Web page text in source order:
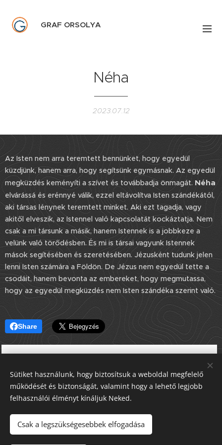
GRAF ORSOLYA
Néha
2023.07.12
Az Isten nem arra teremtett bennünket, hogy egyedül
küzdjünk, hanem arra, hogy segítsünk egymásnak. Az egyedül
megküzdés keményíti a szívet és továbbadja önmagát. Néha
elvárássá és erénnyé válik, ezzel eltávolítva Isten szándékától,
aki társas lénynek teremtett minket. Aki ezt tagadja, vagy
akitől elveszik, az Istennel való kapcsolatát kockáztatja. Nem
csak a mi társunk a másik, hanem Istennek is a jobbkeze a
velünk való törődésben. És mi is társai vagyunk Istennek
mások segítésében és szeretésében. Jézusként tudunk jelen
lenni Isten számára a Földön. De Jézus nem egyedül tette a
csodáit, hanem bevonta az embereket, hogy megmutassa,
hogy az egyedül megküzdés nem Isten szándéka szerint való.
Share
Sütiket használunk, hogy biztosítsuk a weboldal megfelelő
működését és biztonságát, valamint hogy a lehető legjobb
felhasználói élményt kínáljuk Neked.
Csak a legszükségesebbek elfogadása